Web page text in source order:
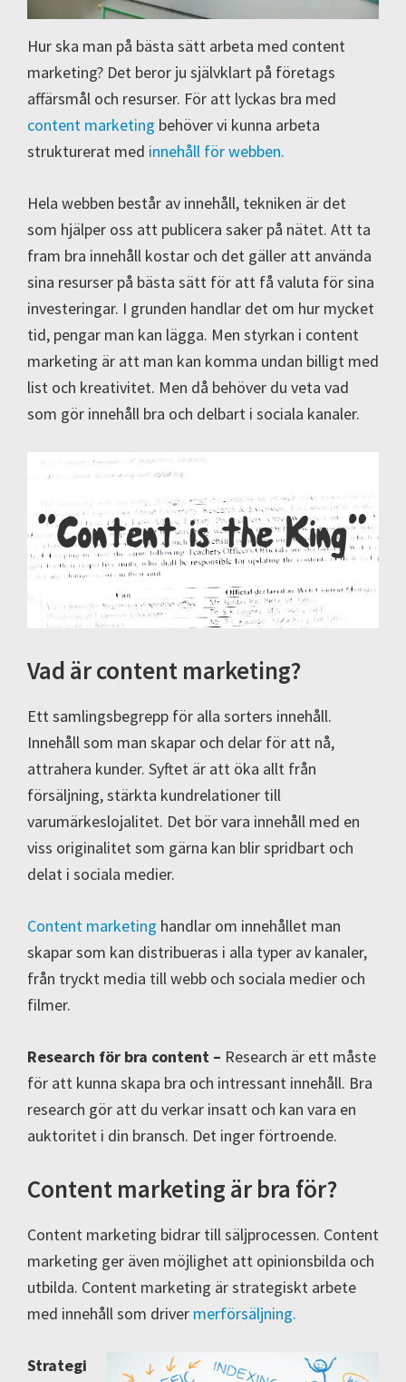
Hur ska man på bästa sätt arbeta med content
marketing? Det beror ju självklart på företags
affärsmål och resurser. För att lyckas bra med
content marketing behöver vi kunna arbeta
strukturerat med innehåll för webben.
Hela webben består av innehåll, tekniken är det
som hjälper oss att publicera saker på nätet. Att ta
fram bra innehåll kostar och det gäller att använda
sina resurser på bästa sätt för att få valuta för sina
investeringar. I grunden handlar det om hur mycket
tid, pengar man kan lägga. Men styrkan i content
marketing är att man kan komma undan billigt med
list och kreativitet. Men då behöver du veta vad
som gör innehåll bra och delbart i sociala kanaler.
Vad är content marketing?
Ett samlingsbegrepp för alla sorters innehåll.
Innehåll som man skapar och delar för att nå,
attrahera kunder. Syftet är att öka allt från
försäljning, stärkta kundrelationer till
varumärkeslojalitet. Det bör vara innehåll med en
viss originalitet som gärna kan blir spridbart och
delat i sociala medier.
Content marketing handlar om innehållet man
skapar som kan distribueras i alla typer av kanaler,
från tryckt media till webb och sociala medier och
filmer.
Research för bra content – Research är ett måste
för att kunna skapa bra och intressant innehåll. Bra
research gör att du verkar insatt och kan vara en
auktoritet i din bransch. Det inger förtroende.
Content marketing är bra för?
Content marketing bidrar till säljprocessen. Content
marketing ger även möjlighet att opinionsbilda och
utbilda. Content marketing är strategiskt arbete
med innehåll som driver merförsäljning.
Strategi